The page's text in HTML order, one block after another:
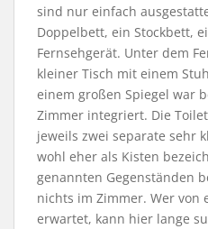
sind nur einfach
Doppelbett, ein Stockbett,
Fernsehgerät. Unter dem
kleiner Tisch mit einem
einem großen Spiegel war
Zimmer integriert. Die
jeweils zwei separate sehr
wohl eher als Kisten
genannten Gegenständen
nichts im Zimmer. Wer von
erwartet, kann hier lange